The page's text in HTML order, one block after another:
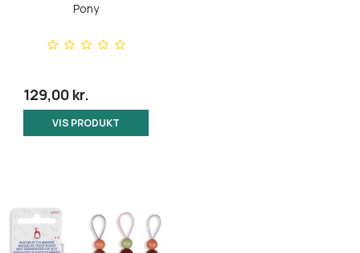
Pony
129,00 kr.
VIS PRODUKT